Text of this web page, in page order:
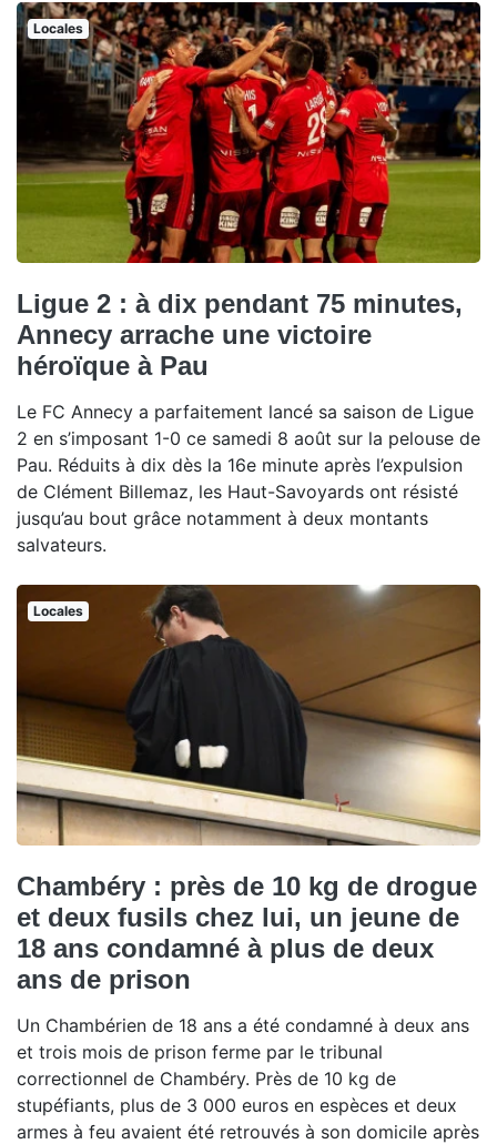
Locales
Ligue 2 : à dix pendant 75 minutes,
Annecy arrache une victoire
héroïque à Pau
Le FC Annecy a parfaitement lancé sa saison de Ligue
2 en s’imposant 1-0 ce samedi 8 août sur la pelouse de
Pau. Réduits à dix dès la 16e minute après l’expulsion
de Clément Billemaz, les Haut-Savoyards ont résisté
jusqu’au bout grâce notamment à deux montants
salvateurs.
Locales
Chambéry : près de 10 kg de drogue
et deux fusils chez lui, un jeune de
18 ans condamné à plus de deux
ans de prison
Un Chambérien de 18 ans a été condamné à deux ans
et trois mois de prison ferme par le tribunal
correctionnel de Chambéry. Près de 10 kg de
stupéfiants, plus de 3 000 euros en espèces et deux
armes à feu avaient été retrouvés à son domicile après